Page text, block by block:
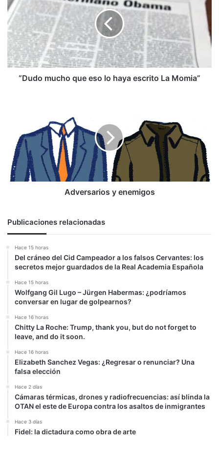
que
eso
lo
haya
escrito
La
Momia”
“Dudo mucho que eso lo haya escrito La Momia”
Adversarios y enemigos
Publicaciones relacionadas
Hace 15 horas
Del cráneo del Cid Campeador a los falsos Cervantes: los
secretos mejor guardados de la Real Academia Española
Hace 15 horas
Wolfgang Gil Lugo – Jürgen Habermas: ¿podríamos
conversar en lugar de golpearnos?
Hace 16 horas
Chitty La Roche: Trump, thank you, but do not forget to
leave, and do it soon.
Hace 16 horas
Elizabeth Sanchez Vegas: ¿Regresar o renunciar? Una
falsa elección
Hace 2 días
Cámaras térmicas, drones y radiofrecuencias: así blinda la
OTAN el este de Europa contra los asaltos de inmigrantes
Hace 3 días
Fidel: la dictadura como obra de arte